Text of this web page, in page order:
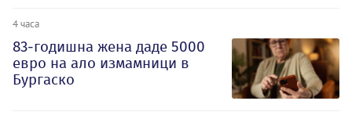
4 часа
83-годишна жена даде 5000
евро на ало измамници в
Бургаско